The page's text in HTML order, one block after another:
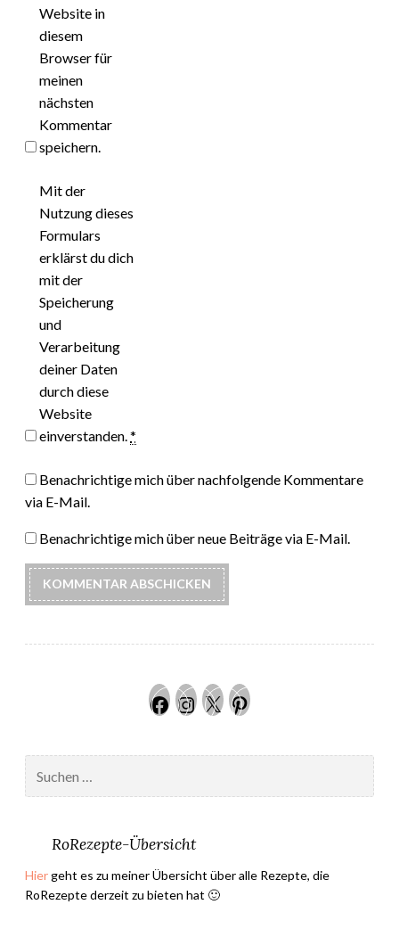
Website in
diesem
Browser für
meinen
nächsten
Kommentar
speichern.
Mit der
Nutzung dieses
Formulars
erklärst du dich
mit der
Speicherung
und
Verarbeitung
deiner Daten
durch diese
Website
einverstanden. *
Benachrichtige mich über nachfolgende Kommentare
via E-Mail.
Benachrichtige mich über neue Beiträge via E-Mail.
Facebook
Instagram
Twitter
nach:
RoRezepte-Übersicht
Hiergeht es zu meiner Übersicht über alle Rezepte, die
RoRezepte derzeit zu bieten hat 🙂